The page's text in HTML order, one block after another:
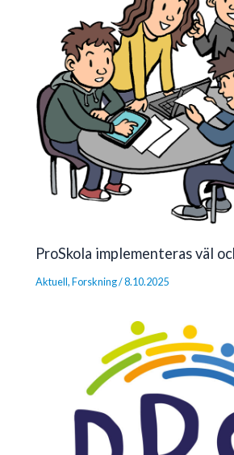
ProSkola implementeras väl
Aktuell,Forskning/8.10.2025